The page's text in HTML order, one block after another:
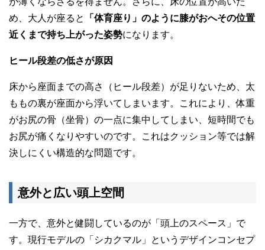
め、大人が座ると
「体育座り」のように膝がおへその位置
近くまで持ち上がった姿勢になります。
ヒール段差の低さが原因
床から座面までの高さ（ヒール段差）が足りないため、太
ももの裏が座面から浮いてしまいます。これにより、体重
がお尻の骨（坐骨）の一点に集中してしまい、短時間でも
お尻が痛くなりやすいのです。これはクッション等では解
決しにくい構造的な問題です。
意外と広い頭上空間
一方で、意外と健闘しているのが「頭上のスペース」で
す。現行モデルの「シカクマル」というデザインコンセプ